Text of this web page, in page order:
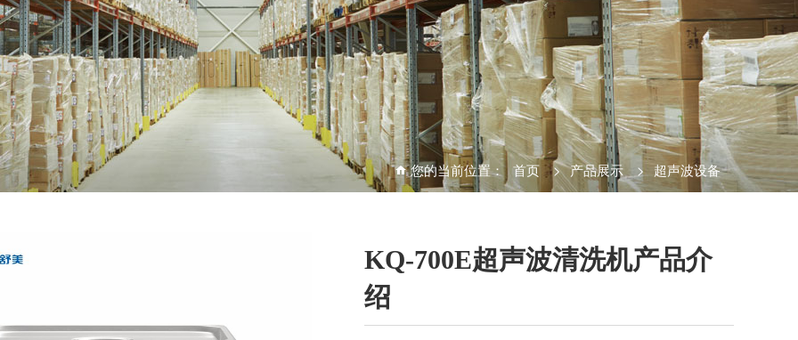
您的当前位置： 首页 > 产品展示 > 超声波设备
KQ-700E超声波清洗机产品介
绍